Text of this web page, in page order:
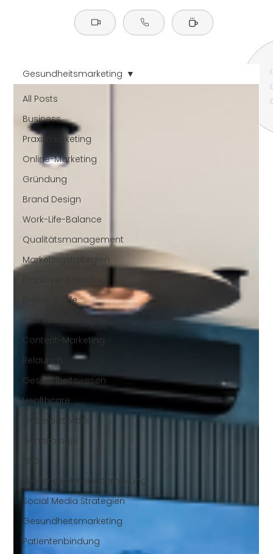
All Posts
Business
Praxismarketing
Online-Marketing
Gründung
Brand Design
Work-Life-Balance
Qualitätsmanagement
Marketingstrategien
Brand Guide
Fachkräftemangel
Content-Marketing
Relaunch
Gesundheitswesen
Healthcare
Kinderarztpraxis
Gynäkologie
SEO
Suchmaschinenoptimierung
Social Media Strategien
Gesundheitsmarketing
Patientenbindung
Gesundheitsmarketing